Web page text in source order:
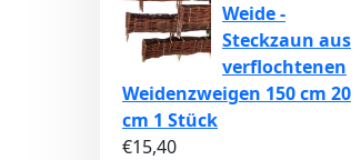
Weide -
Steckzaun aus
verflochtenen
Weidenzweigen 150 cm 20
cm 1 Stück
€15,40